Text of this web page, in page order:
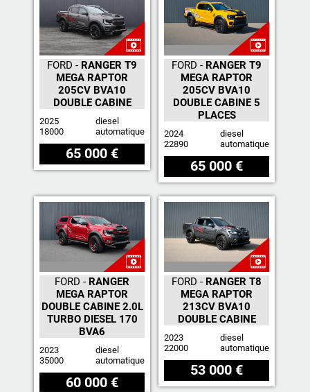
05 46 59 19 28
07 71 24 14 00
07 71 23 70 00
06 81 17 30 67
FORD - RANGER T9
MEGA RAPTOR
205CV BVA10
DOUBLE CABINE
2025
18000
diesel
automatique
65 000 €
FORD - RANGER T9
MEGA RAPTOR
205CV BVA10
DOUBLE CABINE 5
PLACES
2024
22890
diesel
automatique
65 000 €
FORD - RANGER
MEGA RAPTOR
DOUBLE CABINE 2.0L
TURBO DIESEL 170
BVA6
2023
35000
diesel
automatique
60 000 €
FORD - RANGER T8
MEGA RAPTOR
213CV BVA10
DOUBLE CABINE
2023
22000
diesel
automatique
53 000 €